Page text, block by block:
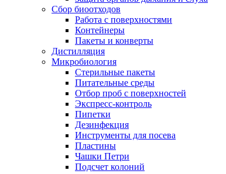
Сбор биоотходов
Работа с поверхностями
Контейнеры
Пакеты и конверты
Дистилляция
Микробиология
Стерильные пакеты
Питательные среды
Отбор проб с поверхностей
Экспресс-контроль
Пипетки
Дезинфекция
Инструменты для посева
Пластины
Чашки Петри
Подсчет колоний